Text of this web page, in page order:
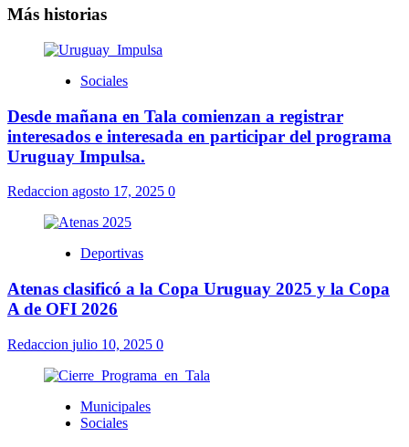
Más historias
Sociales
Desde mañana en Tala comienzan a registrar
interesados e interesada en participar del programa
Uruguay Impulsa.
Redaccion agosto 17, 2025 0
Deportivas
Atenas clasificó a la Copa Uruguay 2025 y la Copa
A de OFI 2026
Redaccion julio 10, 2025 0
Municipales
Sociales